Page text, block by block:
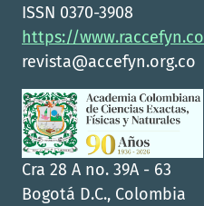
ISSN 0370-3908
https://www.raccefyn.co
revista@accefyn.org.co
Cra 28 A no. 39A - 63
Bogotá D.C., Colombia